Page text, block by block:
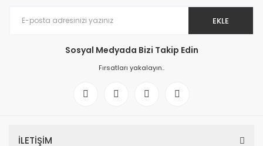
EKLE
Sosyal Medyada Bizi Takip Edin
Fırsatları yakalayın..
İLETİŞİM